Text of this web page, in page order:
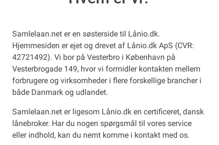
Samlelaan.net er en søsterside til Lånio.dk.
Hjemmesiden er ejet og drevet af Lånio.dk ApS (CVR:
42721492). Vi bor på Vesterbro i København på
Vesterbrogade 149, hvor vi formidler kontakten mellem
forbrugere og virksomheder i flere forskellige brancher i
både Danmark og udlandet.
Samlelaan.net er ligesom Lånio.dk en certificeret, dansk
lånebroker. Har du nogen spørgsmål til vores service
eller indhold, kan du nemt komme i kontakt med os.